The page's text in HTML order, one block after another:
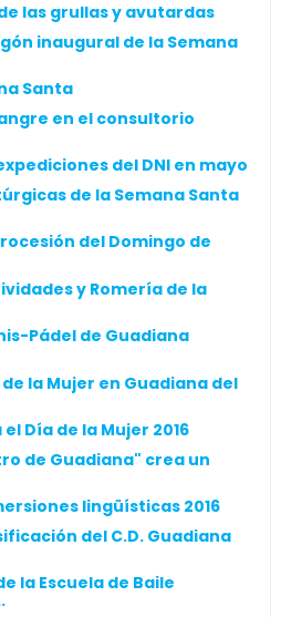
las grullas y avutardas
inaugural de la Semana
Santa
en el consultorio
del DNI en mayo
de la Semana Santa
del Domingo de
y Romería de la
Pádel de Guadiana
la Mujer en Guadiana del
Día de la Mujer 2016
de Guadiana" crea un
lingüísticas 2016
del C.D. Guadiana
la Escuela de Baile